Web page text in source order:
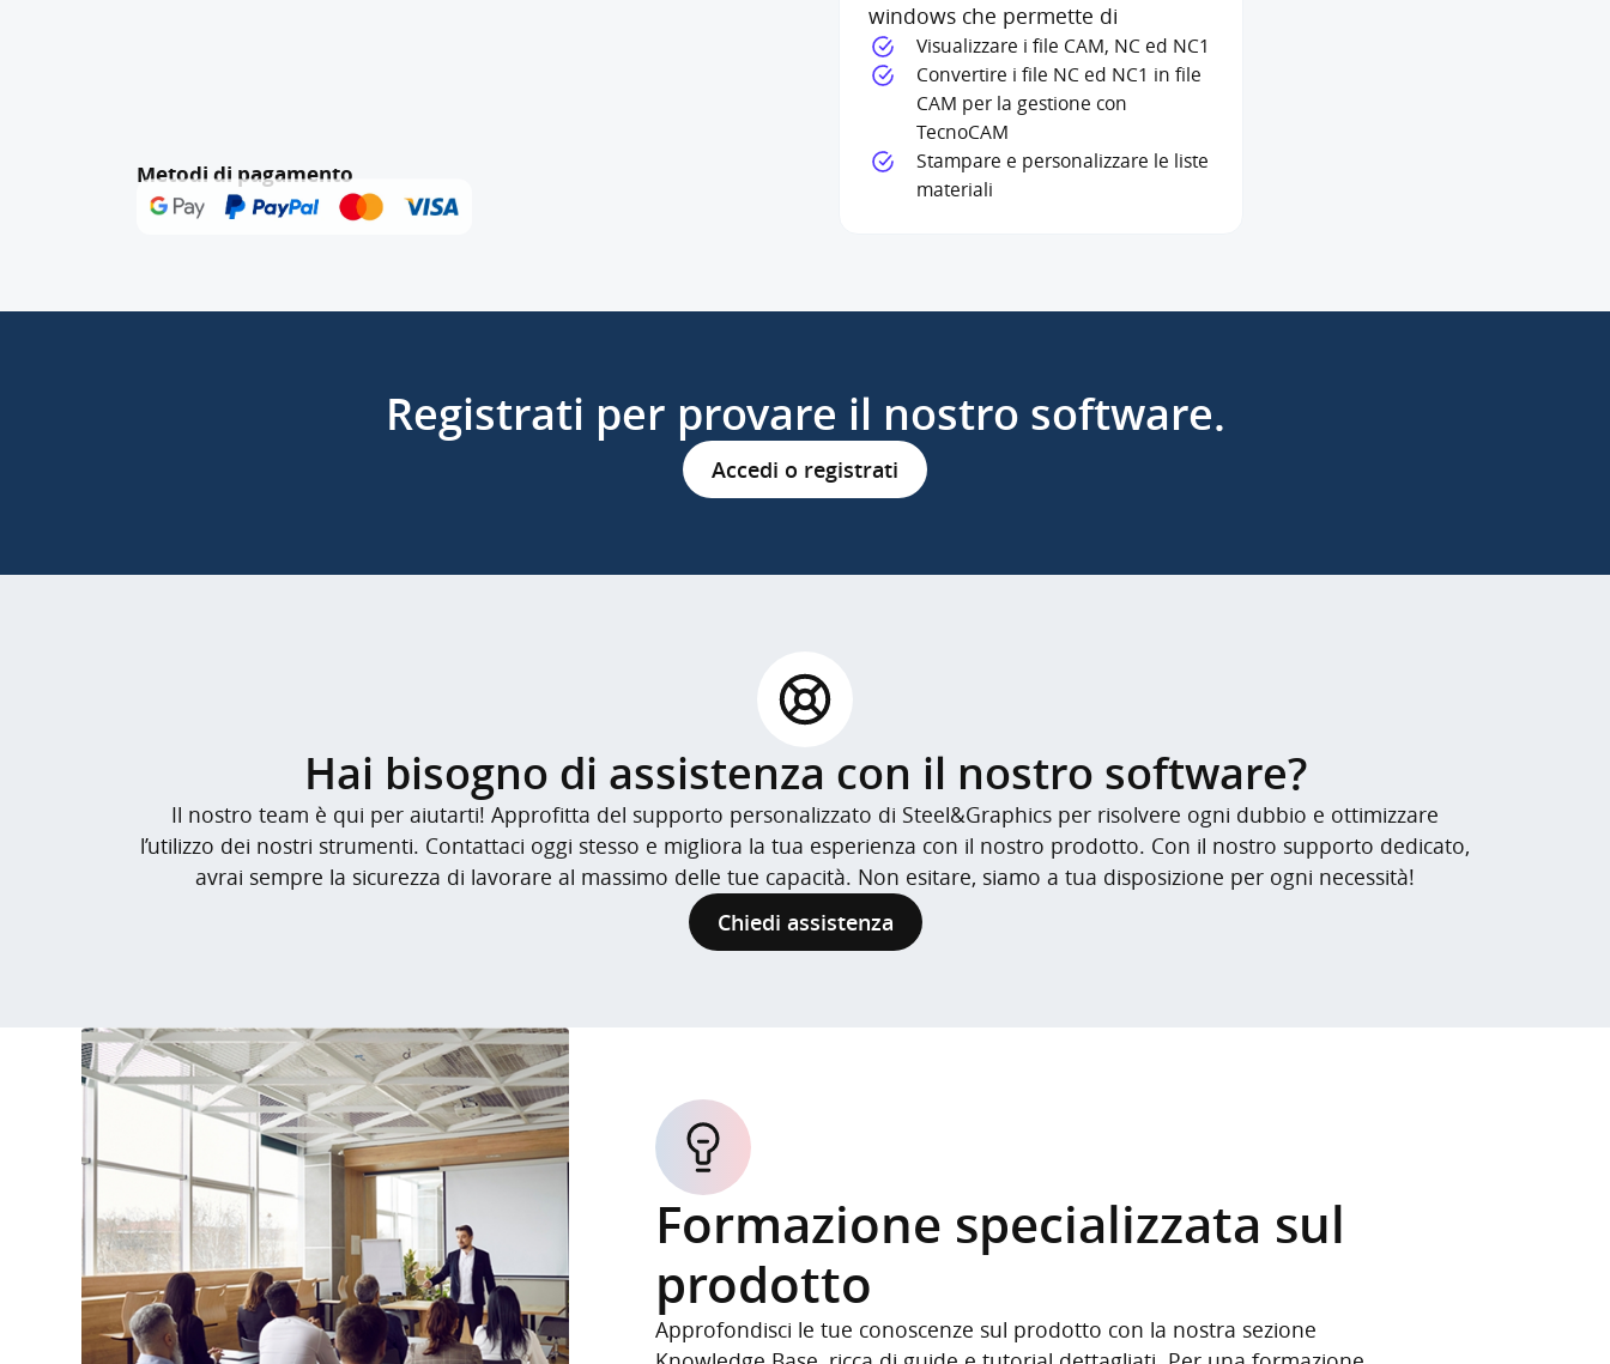
Metodi di pagamento
windows che permette di
Visualizzare i file CAM, NC ed NC1
Convertire i file NC ed NC1 in file
CAM per la gestione con
TecnoCAM
Stampare e personalizzare le liste
materiali
Registrati per provare il nostro software.
Accedi o registrati
Hai bisogno di assistenza con il nostro software?
Il nostro team è qui per aiutarti! Approfitta del supporto personalizzato di Steel&Graphics per risolvere ogni dubbio e ottimizzare
l’utilizzo dei nostri strumenti. Contattaci oggi stesso e migliora la tua esperienza con il nostro prodotto. Con il nostro supporto dedicato,
avrai sempre la sicurezza di lavorare al massimo delle tue capacità. Non esitare, siamo a tua disposizione per ogni necessità!
Chiedi assistenza
Formazione specializzata sul
prodotto
Approfondisci le tue conoscenze sul prodotto con la nostra sezione